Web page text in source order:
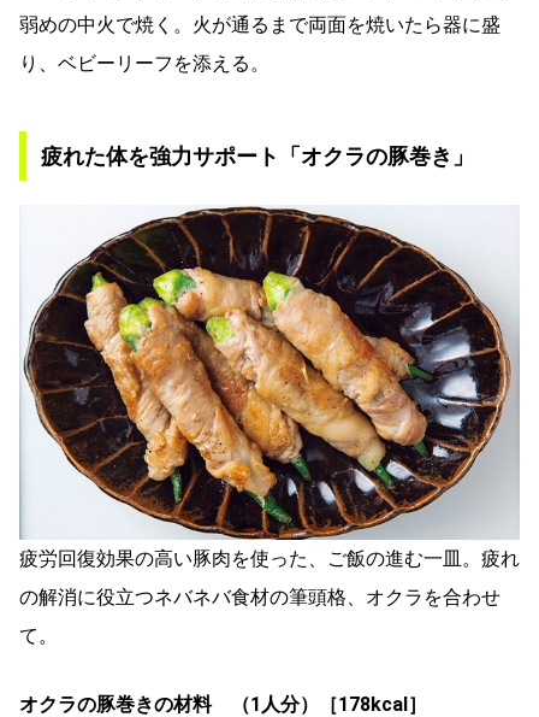
弱めの中火で焼く。火が通るまで両面を焼いたら器に盛
り、ベビーリーフを添える。
疲れた体を強力サポート「オクラの豚巻き」
疲労回復効果の高い豚肉を使った、ご飯の進む一皿。疲れ
の解消に役立つネバネバ食材の筆頭格、オクラを合わせ
て。
オクラの豚巻きの材料 （1人分）［178kcal］